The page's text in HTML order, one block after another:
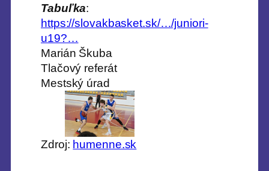
Tabuľka:
https://slovakbasket.sk/…/juniori-
u19?…
Marián Škuba
Tlačový referát
Mestský úrad
Zdroj: humenne.sk